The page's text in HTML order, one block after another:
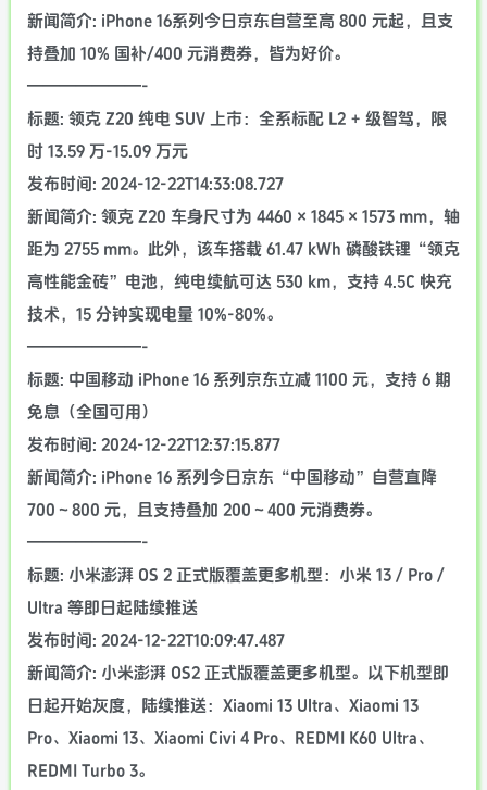
新闻简介: iPhone 16系列今日京东自营至高 800 元起，且支
持叠加 10% 国补/400 元消费券，皆为好价。
———————-
标题: 领克 Z20 纯电 SUV 上市：全系标配 L2 + 级智驾，限
时 13.59 万-15.09 万元
发布时间: 2024-12-22T14:33:08.727
新闻简介: 领克 Z20 车身尺寸为 4460 × 1845 × 1573 mm，轴
距为 2755 mm。此外，该车搭载 61.47 kWh 磷酸铁锂“领克
高性能金砖”电池，纯电续航可达 530 km，支持 4.5C 快充
技术，15 分钟实现电量 10%-80%。
———————-
标题: 中国移动 iPhone 16 系列京东立减 1100 元，支持 6 期
免息（全国可用）
发布时间: 2024-12-22T12:37:15.877
新闻简介: iPhone 16 系列今日京东“中国移动”自营直降
700～800 元，且支持叠加 200～400 元消费券。
———————-
标题: 小米澎湃 OS 2 正式版覆盖更多机型：小米 13 / Pro /
Ultra 等即日起陆续推送
发布时间: 2024-12-22T10:09:47.487
新闻简介: 小米澎湃 OS2 正式版覆盖更多机型。以下机型即
日起开始灰度，陆续推送：Xiaomi 13 Ultra、Xiaomi 13
Pro、Xiaomi 13、Xiaomi Civi 4 Pro、REDMI K60 Ultra、
REDMI Turbo 3。